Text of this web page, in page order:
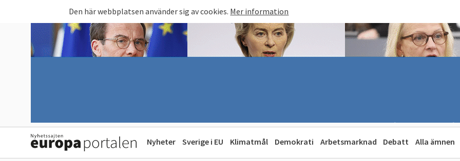
Den här webbplatsen använder sig av cookies. Mer information
Nyheter Sverige i EU Klimatmål Demokrati Arbetsmarknad Debatt Alla ämnen